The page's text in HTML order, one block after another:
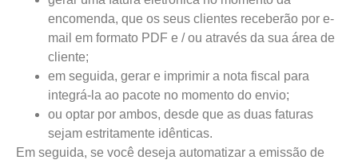
encomenda, que os seus clientes receberão por e-
mail em formato PDF e / ou através da sua área de
cliente;
em seguida, gerar e imprimir a nota fiscal para
integrá-la ao pacote no momento do envio;
ou optar por ambos, desde que as duas faturas
sejam estritamente idênticas.
Em seguida, se você deseja automatizar a emissão de